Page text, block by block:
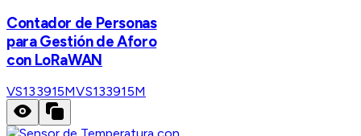
Contador de Personas
para Gestión de Aforo
con LoRaWAN
VS133915MVS133915M